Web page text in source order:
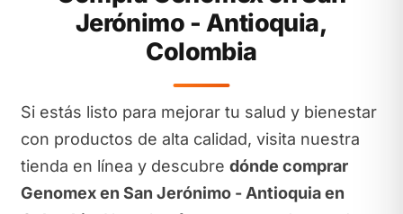
Jerónimo - Antioquia,
Colombia
Si estás listo para mejorar tu salud y bienestar
con productos de alta calidad, visita nuestra
tienda en línea y descubre dónde comprar
Genomex en San Jerónimo - Antioquia en